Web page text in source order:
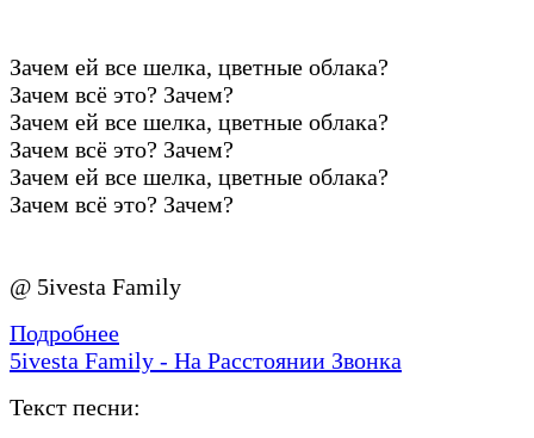
Зачем ей все шелка, цветные облака?
Зачем всё это? Зачем?
Зачем ей все шелка, цветные облака?
Зачем всё это? Зачем?
Зачем ей все шелка, цветные облака?
Зачем всё это? Зачем?
@ 5ivesta Family
Подробнее
5ivesta Family - На Расстоянии Звонка
Текст песни: